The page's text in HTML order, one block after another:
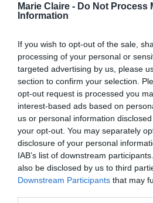
Marie Claire - Do Not Process
Information
If you wish to opt-out of the sale,
processing of your personal or
targeted advertising by us, please
section to confirm your selection.
opt-out request is processed you
interest-based ads based on
us or personal information
your opt-out. You may separately
disclosure of your personal
IAB’s list of downstream
also be disclosed by us to third
Downstream Participants that may
βήμα, με αποτέλεσμα να
Twitter), που θεωρούν πως
ήταν λανθασμένη.
Αυτή την περίοδο η Allen
της στη Μεσόγειο από την
όπως φαίνεται από τις
Instagram,η άποψη του
απασχολεί καθόλου.Είναι
έχει αποδείξει πως
της για να καταφέρει να